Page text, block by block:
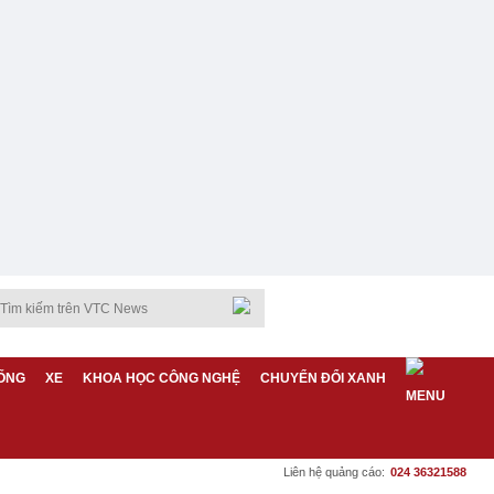
XE KHOA HỌC CÔNG NGHỆ CHUYỂN ĐỔI XANH
Liên hệ quảng cáo: 024 36321588